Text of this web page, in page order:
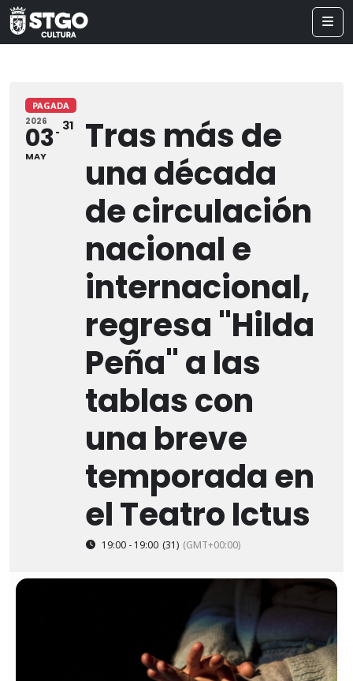
PAGADA
2026
03
MAY
31
Tras más de
una década
de circulación
nacional e
internacional,
regresa "Hilda
Peña" a las
tablas con
una breve
temporada en
el Teatro Ictus
19:00 - 19:00 (31) (GMT+00:00)